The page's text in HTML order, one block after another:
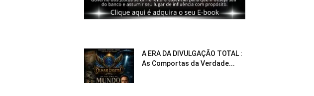
A ERA DA DIVULGAÇÃO TOTAL :
As Comportas da Verdade...